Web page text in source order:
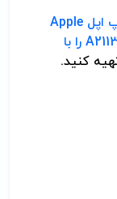
باتری لپ تاپ اپل Apple
MacBook Pro A2141 (2020) پارت نامبر A2113 را با
کنید.